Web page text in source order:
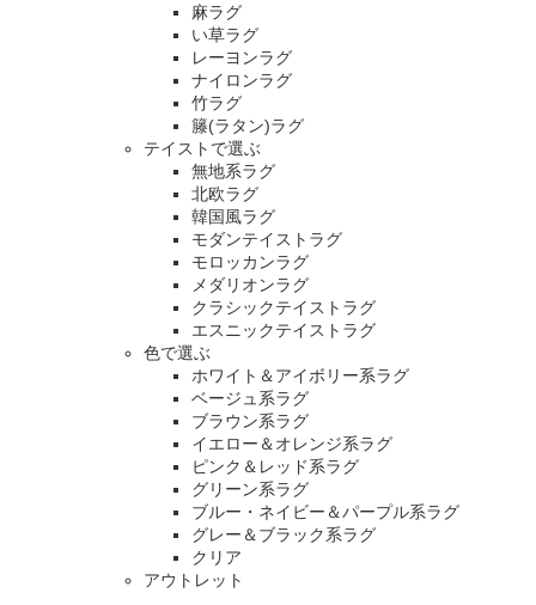
麻ラグ
い草ラグ
レーヨンラグ
ナイロンラグ
竹ラグ
籐(ラタン)ラグ
テイストで選ぶ
無地系ラグ
北欧ラグ
韓国風ラグ
モダンテイストラグ
モロッカンラグ
メダリオンラグ
クラシックテイストラグ
エスニックテイストラグ
色で選ぶ
ホワイト＆アイボリー系ラグ
ベージュ系ラグ
ブラウン系ラグ
イエロー＆オレンジ系ラグ
ピンク＆レッド系ラグ
グリーン系ラグ
ブルー・ネイビー＆パープル系ラグ
グレー＆ブラック系ラグ
クリア
アウトレット